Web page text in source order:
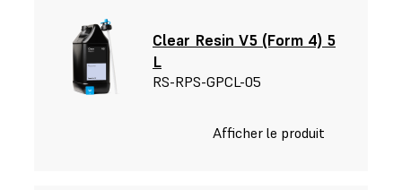
Clear Resin V5 (Form 4) 5
L
RS-RPS-GPCL-05
Afficher le produit